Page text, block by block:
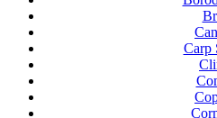
Carp